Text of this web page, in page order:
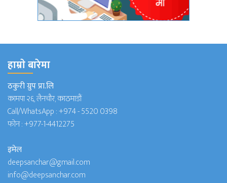
हाम्राे बारेमा
ठकुरी ग्रुप प्रा.लि
कामपा २६, लैनचौर, काठमाडौं
Call/WhatsApp :+974 - 5520 0398
फोन :+977-1-4412275
इमेल
deepsanchar@gmail.com
info@deepsanchar.com